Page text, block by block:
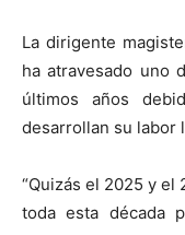
La dirigente
ha atravesado uno
últimos años
desarrollan su labor
“Quizás el 2025 y el
toda esta década